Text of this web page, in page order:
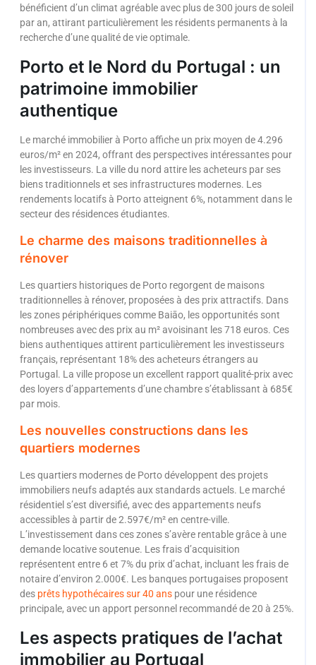
bénéficient d’un climat agréable avec plus de 300 jours de soleil
par an, attirant particulièrement les résidents permanents à la
recherche d’une qualité de vie optimale.
Porto et le Nord du Portugal : un
patrimoine immobilier
authentique
Le marché immobilier à Porto affiche un prix moyen de 4.296
euros/m² en 2024, offrant des perspectives intéressantes pour
les investisseurs. La ville du nord attire les acheteurs par ses
biens traditionnels et ses infrastructures modernes. Les
rendements locatifs à Porto atteignent 6%, notamment dans le
secteur des résidences étudiantes.
Le charme des maisons traditionnelles à
rénover
Les quartiers historiques de Porto regorgent de maisons
traditionnelles à rénover, proposées à des prix attractifs. Dans
les zones périphériques comme Baiāo, les opportunités sont
nombreuses avec des prix au m² avoisinant les 718 euros. Ces
biens authentiques attirent particulièrement les investisseurs
français, représentant 18% des acheteurs étrangers au
Portugal. La ville propose un excellent rapport qualité-prix avec
des loyers d’appartements d’une chambre s’établissant à 685€
par mois.
Les nouvelles constructions dans les
quartiers modernes
Les quartiers modernes de Porto développent des projets
immobiliers neufs adaptés aux standards actuels. Le marché
résidentiel s’est diversifié, avec des appartements neufs
accessibles à partir de 2.597€/m² en centre-ville.
L’investissement dans ces zones s’avère rentable grâce à une
demande locative soutenue. Les frais d’acquisition
représentent entre 6 et 7% du prix d’achat, incluant les frais de
notaire d’environ 2.000€. Les banques portugaises proposent
des prêts hypothécaires sur 40 ans pour une résidence
principale, avec un apport personnel recommandé de 20 à 25%.
Les aspects pratiques de l’achat
immobilier au Portugal